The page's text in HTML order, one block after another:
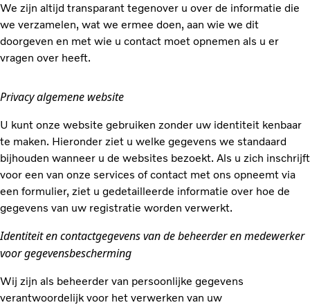
We zijn altijd transparant tegenover u over de informatie die
we verzamelen, wat we ermee doen, aan wie we dit
doorgeven en met wie u contact moet opnemen als u er
vragen over heeft.
Privacy algemene website
U kunt onze website gebruiken zonder uw identiteit kenbaar
te maken. Hieronder ziet u welke gegevens we standaard
bijhouden wanneer u de websites bezoekt. Als u zich inschrijft
voor een van onze services of contact met ons opneemt via
een formulier, ziet u gedetailleerde informatie over hoe de
gegevens van uw registratie worden verwerkt.
Identiteit en contactgegevens van de beheerder en medewerker
voor gegevensbescherming
Wij zijn als beheerder van persoonlijke gegevens
verantwoordelijk voor het verwerken van uw